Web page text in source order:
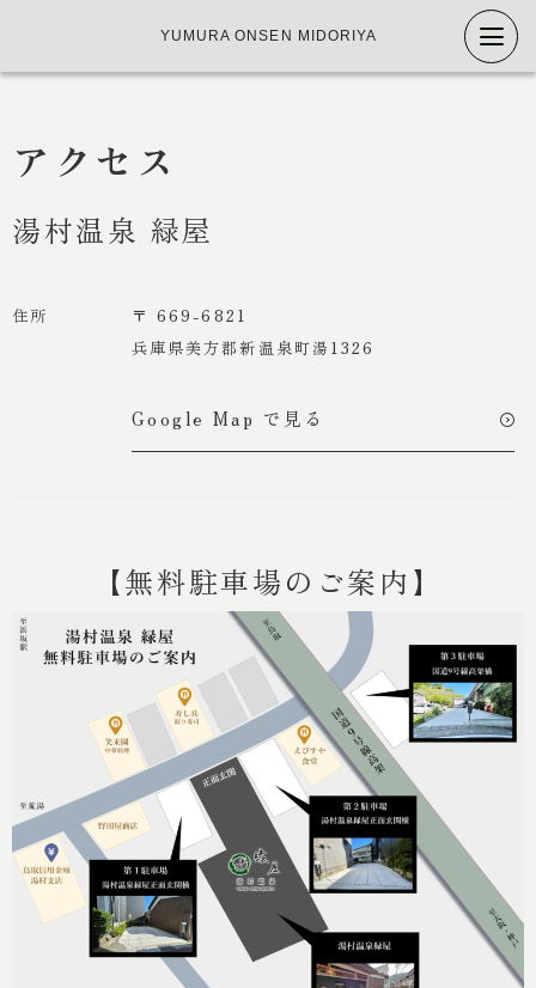
YUMURA ONSEN MIDORIYA
トップ
特徴
客室
館内施設
料理
過ごし方
アクセス
アクセス
湯村温泉 緑屋
住所
〒 669-6821
兵庫県美方郡新温泉町湯1326
Google Map で見る
【無料駐車場のご案内】